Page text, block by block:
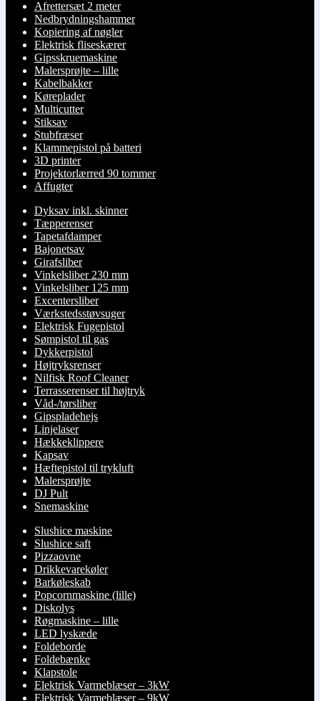
Afrettersæt 2 meter
Nedbrydningshammer
Kopiering af nøgler
Elektrisk fliseskærer
Gipsskruemaskine
Malersprøjte – lille
Kabelbakker
Køreplader
Multicutter
Stiksav
Stubfræser
Klammepistol på batteri
3D printer
Projektorlærred 90 tommer
Affugter
Dyksav inkl. skinner
Tæpperenser
Tapetafdamper
Bajonetsav
Girafsliber
Vinkelsliber 230 mm
Vinkelsliber 125 mm
Excentersliber
Værkstedsstøvsuger
Elektrisk Fugepistol
Sømpistol til gas
Dykkerpistol
Højtryksrenser
Nilfisk Roof Cleaner
Terrasserenser til højtryk
Våd-/tørsliber
Gipspladehejs
Linjelaser
Hækkeklippere
Kapsav
Hæftepistol til trykluft
Malersprøjte
DJ Pult
Snemaskine
Slushice maskine
Slushice saft
Pizzaovne
Drikkevarekøler
Barkøleskab
Popcornmaskine (lille)
Diskolys
Røgmaskine – lille
LED lyskæde
Foldeborde
Foldebænke
Klapstole
Elektrisk Varmeblæser – 3kW
Elektrisk Varmeblæser – 9kW